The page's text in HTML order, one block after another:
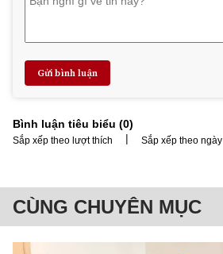
Gửi bình luận
Bình luận tiêu biểu (0)
Sắp xếp theo lượt thích | Sắp xếp theo ngày
CÙNG CHUYÊN MỤC